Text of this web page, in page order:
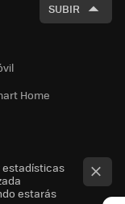
SUBIR
Home
estadísticas
estarás